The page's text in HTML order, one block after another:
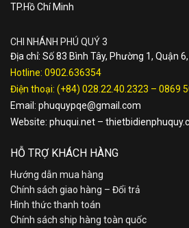
TP.Hồ Chí Minh
CHI NHÁNH PHÚ QUÝ 3
Địa chỉ: Số 83 Bình Tây, Phường 1, Quận
Hotline: 0902.636354
Điện thoại: (+84) 028.22.40.2323 – 0869
Email: phuquypqe@gmail.com
Website: phuqui.net –
HỖ TRỢ KHÁCH HÀNG
Hướng dẫn mua hàng
Chính sách giao hàng – Đổi trả
Hình thức thanh toán
Chính sách ship hàng toàn quốc